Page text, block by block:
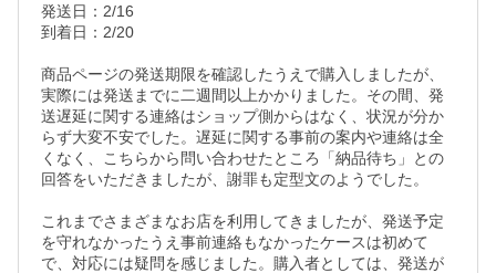
発送日：2/16
到着日：2/20
商品ページの発送期限を確認したうえで購入しましたが、
実際には発送までに二週間以上かかりました。その間、発
送遅延に関する連絡はショップ側からはなく、状況が分か
らず大変不安でした。遅延に関する事前の案内や連絡は全
くなく、こちらから問い合わせたところ「納品待ち」との
回答をいただきましたが、謝罪も定型文のようでした。
これまでさまざまなお店を利用してきましたが、発送予定
を守れなかったうえ事前連絡もなかったケースは初めて
で、対応には疑問を感じました。購入者としては、発送が